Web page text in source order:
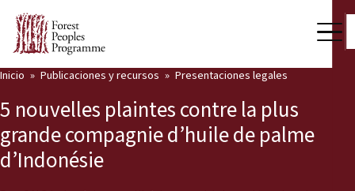
Nuestro trabajo
Voces comunitarias
Socios y Países
Inicio Publicaciones y recursos Presentaciones legales
5 nouvelles plaintes contre la plus
grande compagnie d’huile de palme
d’Indonésie